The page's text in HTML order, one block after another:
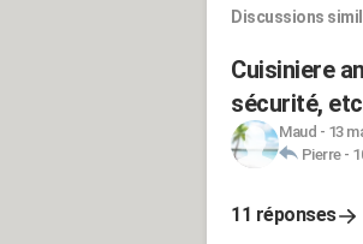
Discussions
Cuisiniere
sécurité,
Maud - 13
Pierre-
11 réponses